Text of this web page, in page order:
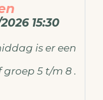
15:30
is er een
5 t/m 8 .